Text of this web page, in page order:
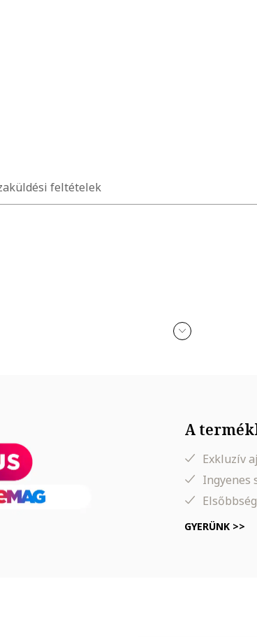
feltételek
A
Exkluzív
Ingyenes
GYERÜNK >>